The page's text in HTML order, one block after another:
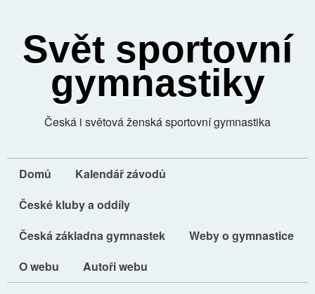
Svět sportovní
gymnastiky
Česká i světová ženská sportovní gymnastika
Domů
Kalendář závodů
České kluby a oddíly
Česká základna gymnastek
Weby o gymnastice
O webu
Autoři webu